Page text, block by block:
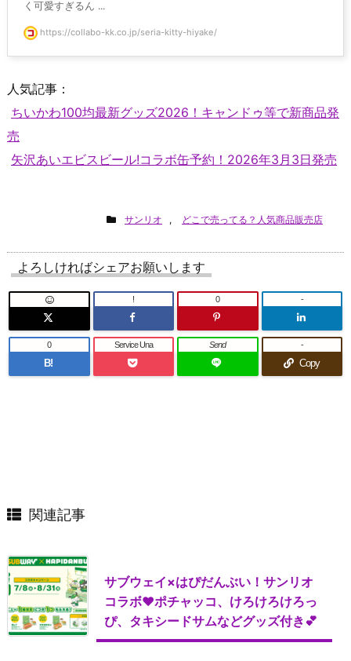
く可愛すぎるん ...
https://collabo-kk.co.jp/seria-kitty-hiyake/
人気記事：
ちいかわ100均最新グッズ2026！キャンドゥ等で新商品発
売
矢沢あいエビスビール!コラボ缶予約！2026年3月3日発売
サンリオ , どこで売ってる？人気商品販売店
よろしければシェアお願いします
! 0 -
B!
0 Service Una Send
Copy
-
関連記事
サブウェイ×はぴだんぶい！サンリオ
コラボ♥ポチャッコ、けろけろけろっ
ぴ、タキシードサムなどグッズ付き💕